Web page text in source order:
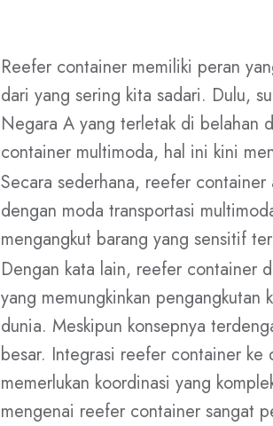
Reefer container memiliki peran
dari yang sering kita sadari. Dulu,
Negara A yang terletak di belahan
container multimoda, hal ini kini
Secara sederhana, reefer
dengan moda transportasi
mengangkut barang yang sensitif
Dengan kata lain, reefer container
yang memungkinkan
dunia. Meskipun konsepnya
besar. Integrasi reefer container ke
memerlukan koordinasi yang
mengenai reefer container sangat